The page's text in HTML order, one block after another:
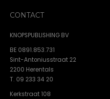
CONTACT
KNOPSPUBLISHING BV
BE 0891.853.731
Sint-Antoniusstraat 22
2200 Herentals
T. 09 233 34 20
Kerkstraat 108